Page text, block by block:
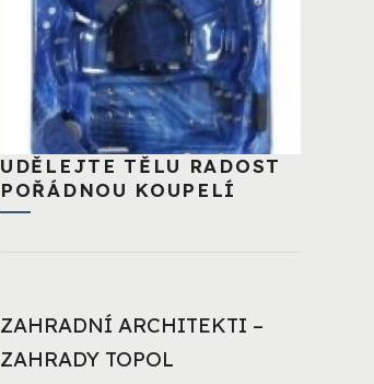
UDĚLEJTE TĚLU RADOST
POŘÁDNOU KOUPELÍ
ZAHRADNÍ ARCHITEKTI –
ZAHRADY TOPOL